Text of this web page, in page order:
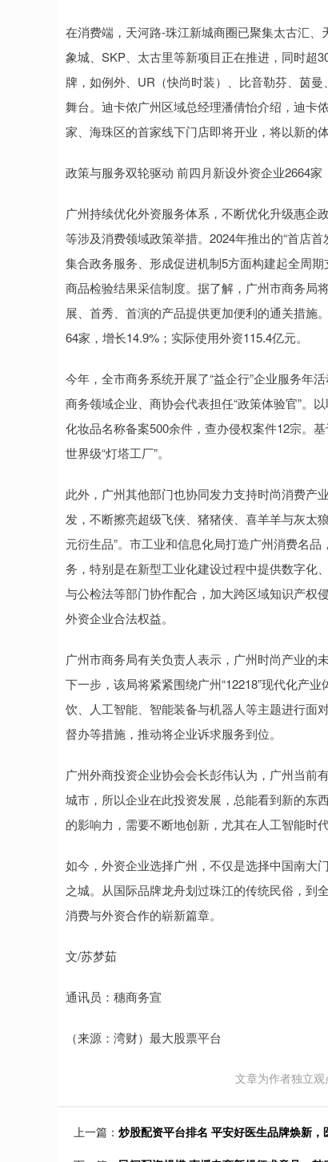
在消费端，天河路-珠江新城商圈已聚集太古汇、
象城、SKP、太古里等新项目正在推进，同时超
牌，如例外、UR（快尚时装）、比音勒芬、茵
舞台。迪卡侬广州区域总经理潘倩怡介绍，迪卡
家、海珠区的首家线下门店即将开业，将以新的
政策与服务双轮驱动 前四月新设外资企业2664家
广州持续优化外资服务体系，不断优化升级惠企
等涉及消费领域政策举措。2024年推出的“首店
集合政务服务、形成促进机制5方面构建起全周
商品检验结果采信制度。据了解，广州市商务局
展、首秀、首演的产品提供更加便利的通关措施
64家，增长14.9%；实际使用外资115.4亿元。
今年，全市商务系统开展了“益企行”企业服务年
商务领域企业、商协会代表担任“政策体验官”。
化妆品名称备案500余件，查办侵权案件12宗。
世界级“灯塔工厂”。
此外，广州其他部门也协同发力支持时尚消费产
发，不断擦亮超级飞侠、猪猪侠、喜羊羊与灰太
元衍生品”。市工业和信息化局打造广州消费名
务，特别是在新型工业化建设过程中提供数字化
与公检法等部门协作配合，加大跨区域知识产权
外资企业合法权益。
广州市商务局有关负责人表示，广州时尚产业的
下一步，该局将紧紧围绕广州“12218”现代化产
饮、人工智能、智能装备与机器人等主题进行面
督办等措施，推动将企业诉求服务到位。
广州外商投资企业协会会长彭伟认为，广州当前
城市，所以企业在此投资发展，总能看到新的东
的影响力，需要不断地创新，尤其在人工智能时
如今，外资企业选择广州，不仅是选择中国南大
之城。从国际品牌龙舟划过珠江的传统民俗，到
消费与外资合作的崭新篇章。
文/苏梦茹
通讯员：穗商务宣
（来源：湾财）最大股票平台
文章为作者独立
上一篇： 炒股配资平台排名 平安好医生品牌焕新